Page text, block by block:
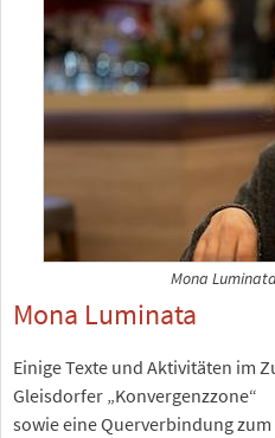
Mona
Mona Luminata
Einige Texte und Aktivitäten im
Gleisdorfer „Konvergenzzone“
sowie eine Querverbindung zum